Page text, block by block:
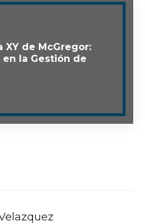
XY de McGregor:
en la Gestión de